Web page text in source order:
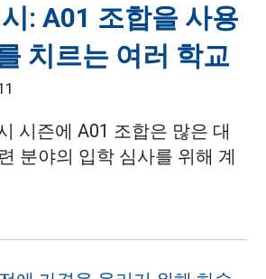
: A01 조합을 사용
치르는 여러 학교
시즌에 A01 조합은 많은 대
분야의 입학 심사를 위해 계